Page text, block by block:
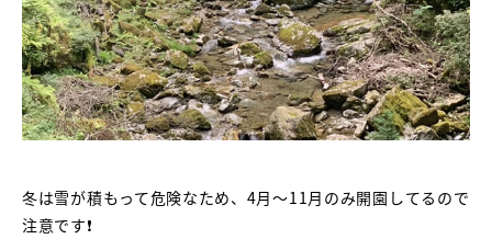
冬は雪が積もって危険なため、4月～11月のみ開園してるので
注意です❗